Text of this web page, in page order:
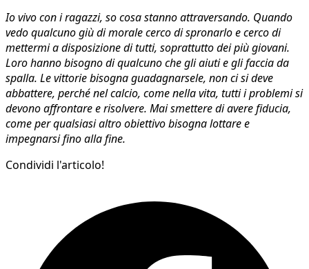
Io vivo con i ragazzi, so cosa stanno attraversando. Quando
vedo qualcuno giù di morale cerco di spronarlo e cerco di
mettermi a disposizione di tutti, soprattutto dei più giovani.
Loro hanno bisogno di qualcuno che gli aiuti e gli faccia da
spalla. Le vittorie bisogna guadagnarsele, non ci si deve
abbattere, perché nel calcio, come nella vita, tutti i problemi si
devono affrontare e risolvere. Mai smettere di avere fiducia,
come per qualsiasi altro obiettivo bisogna lottare e
impegnarsi fino alla fine.
Condividi l'articolo!